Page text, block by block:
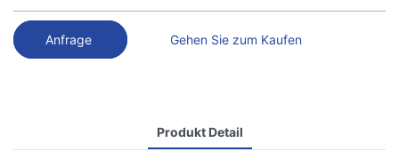
Anfrage Gehen Sie zum Kaufen
Produkt Detail